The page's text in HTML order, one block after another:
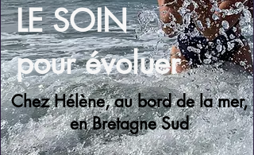
LE SOIN
pour évoluer
Chez Hélène, au bord de la mer,
en Bretagne Sud